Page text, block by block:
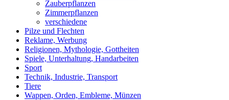
Zauberpflanzen
Zimmerpflanzen
verschiedene
Pilze und Flechten
Reklame, Werbung
Religionen, Mythologie, Gottheiten
Spiele, Unterhaltung, Handarbeiten
Sport
Technik, Industrie, Transport
Tiere
Wappen, Orden, Embleme, Münzen